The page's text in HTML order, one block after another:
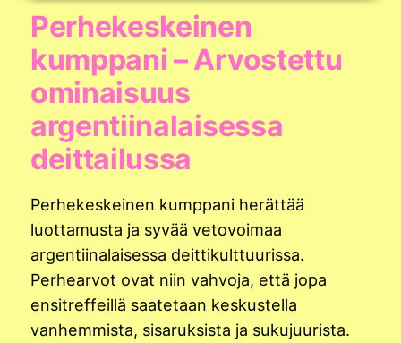
Perhekeskeinen
kumppani – Arvostettu
ominaisuus
argentiinalaisessa
deittailussa
Perhekeskeinen kumppani herättää
luottamusta ja syvää vetovoimaa
argentiinalaisessa deittikulttuurissa.
Perhearvot ovat niin vahvoja, että jopa
ensitreffeillä saatetaan keskustella
vanhemmista, sisaruksista ja sukujuurista.